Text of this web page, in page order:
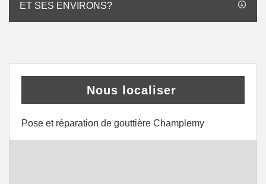
ET SES ENVIRONS?
Nous localiser
Pose et réparation de gouttière Champlemy